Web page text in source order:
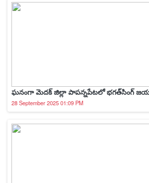
ఘనంగా మెదక్ జిల్లా పాపన్నపేటలో భగత్‌సింగ్
28 September 2025 01:09 PM